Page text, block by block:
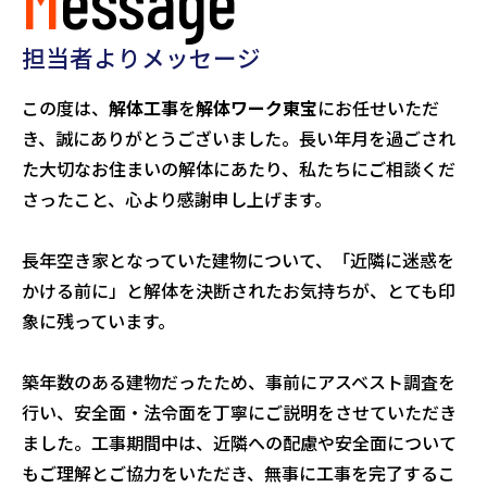
担当者よりメッセージ
この度は、 解体工事を解体ワーク東宝にお任せいただ
き、誠にありがとうございました。長い年月を過ごされ
た大切なお住まいの解体にあたり、私たちにご相談くだ
さったこと、心より感謝申し上げます。
長年空き家となっていた建物について、「近隣に迷惑を
かける前に」と解体を決断されたお気持ちが、とても印
象に残っています。
築年数のある建物だったため、事前にアスベスト調査を
行い、安全面・法令面を丁寧にご説明をさせていただき
ました。工事期間中は、近隣への配慮や安全面について
もご理解とご協力をいただき、無事に工事を完了するこ